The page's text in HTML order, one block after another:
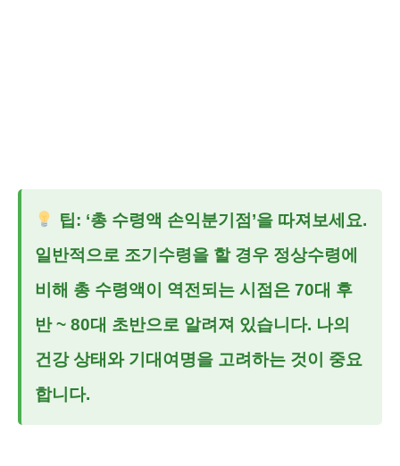
팁: ‘총 수령액 손익분기점’을 따져보세요.
일반적으로 조기수령을 할 경우 정상수령에
비해 총 수령액이 역전되는 시점은 70대 후
반 ~ 80대 초반으로 알려져 있습니다. 나의
건강 상태와 기대여명을 고려하는 것이 중요
합니다.